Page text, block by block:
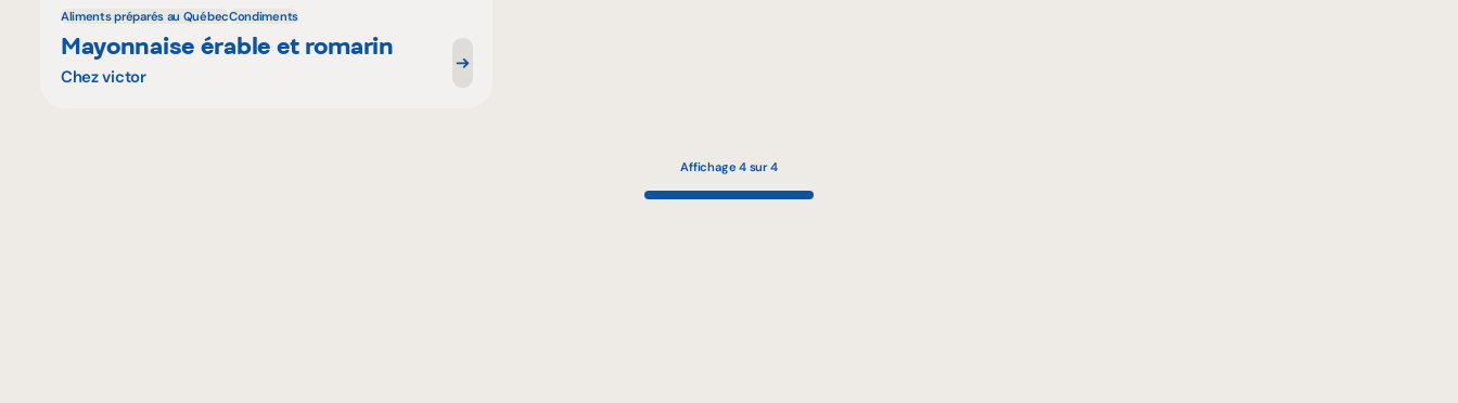
Aliments préparés au QuébecCondiments
Mayonnaise érable et romarin
Chez victor
Affichage 4 sur 4